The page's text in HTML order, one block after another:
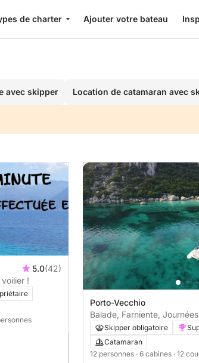
de charter Ajouter votre bateau
avec skipper Location de catamaran avec
5.0(42)
sur un voilier !
Porto-Vecchio
Balade, Farniente,
et découverte Voile
Skipper obligatoire
Catamaran
12 personnes · 6 cabines · 12